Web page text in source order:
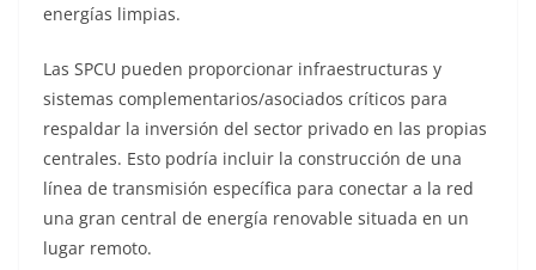
energías limpias.
Las SPCU pueden proporcionar infraestructuras y
sistemas complementarios/asociados críticos para
respaldar la inversión del sector privado en las propias
centrales. Esto podría incluir la construcción de una
línea de transmisión específica para conectar a la red
una gran central de energía renovable situada en un
lugar remoto.